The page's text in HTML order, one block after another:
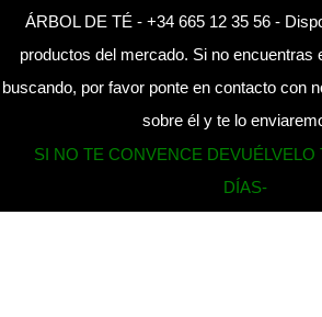
ÁRBOL DE TÉ - +34 665 12 35 56 -
productos del mercado. Si no encuentras
buscando, por favor ponte en contacto con
sobre él y te lo
SI NO TE CONVENCE DEVUÉLVELO
DÍAS-
Home» Products »Discos de algodón